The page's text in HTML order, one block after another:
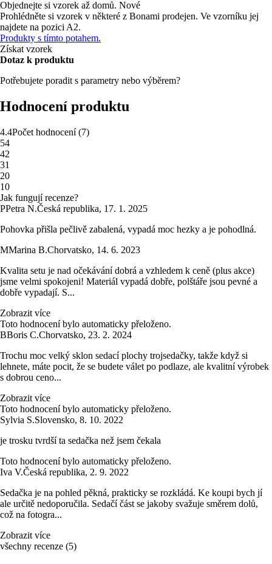
Objednejte si vzorek až domů. Nové
Prohlédněte si vzorek v některé z Bonami prodejen. Ve vzorníku jej
najdete na pozici A2.
Produkty s tímto potahem.
Získat vzorek
Dotaz k produktu
Potřebujete poradit s parametry nebo výběrem?
Hodnocení produktu
4.4Počet hodnocení(7)
54
42
31
20
10
Jak fungují recenze?
PPetra N.Česká republika, 17. 1. 2025
Pohovka přišla pečlivě zabalená, vypadá moc hezky a je pohodlná.
MMarina B.Chorvatsko, 14. 6. 2023
Kvalita setu je nad očekávání dobrá a vzhledem k ceně (plus akce)
jsme velmi spokojeni! Materiál vypadá dobře, polštáře jsou pevné a
dobře vypadají. S...
Zobrazit více
Toto hodnocení bylo automaticky přeloženo.
BBoris C.Chorvatsko, 23. 2. 2024
Trochu moc velký sklon sedací plochy trojsedačky, takže když si
lehnete, máte pocit, že se budete válet po podlaze, ale kvalitní výrobek
s dobrou ceno...
Zobrazit více
Toto hodnocení bylo automaticky přeloženo.
Sylvia S.Slovensko, 8. 10. 2022
je trosku tvrdší ta sedačka než jsem čekala
Toto hodnocení bylo automaticky přeloženo.
Iva V.Česká republika, 2. 9. 2022
Sedačka je na pohled pěkná, prakticky se rozkládá. Ke koupi bych jí
ale určitě nedoporučila. Sedačí část se jakoby svažuje směrem dolů,
což na fotogra...
Zobrazit více
všechny recenze (5)